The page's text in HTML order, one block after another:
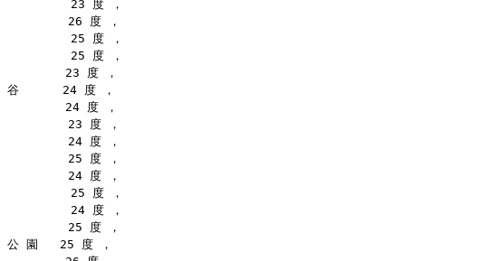
23 度 ，
26 度 ，
25 度 ，
25 度 ，
23 度 ，
谷      24 度 ，
24 度 ，
23 度 ，
24 度 ，
25 度 ，
24 度 ，
25 度 ，
24 度 ，
25 度 ，
公 園   25 度 ，